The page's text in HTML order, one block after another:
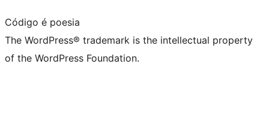
Código é poesia
The WordPress® trademark is the intellectual property
of the WordPress Foundation.